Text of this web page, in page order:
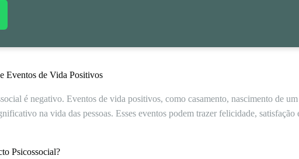
Eventos de Vida Positivos
é negativo. Eventos de vida positivos, como casamento, nascimento de
na vida das pessoas. Esses eventos podem trazer felicidade, satisfação
Psicossocial?